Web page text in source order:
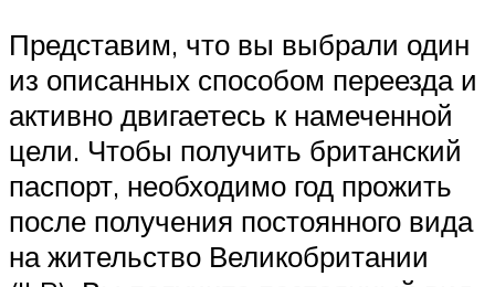
Представим, что вы выбрали один
из описанных способом переезда и
активно двигаетесь к намеченной
цели. Чтобы получить британский
паспорт, необходимо год прожить
после получения постоянного вида
на жительство Великобритании